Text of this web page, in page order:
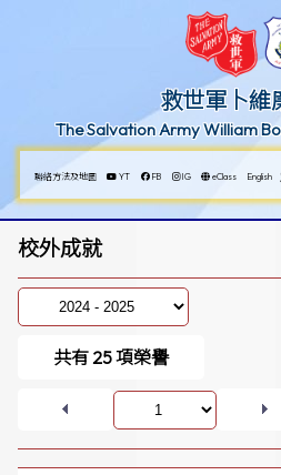
救世軍卜維
The Salvation Army William
聯絡方法及地圖 YT FB IG eClass English
校外成就
共有25項榮譽